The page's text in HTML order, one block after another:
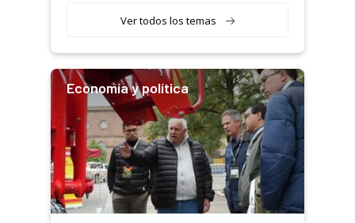
Ver todos los temas
Economía y política